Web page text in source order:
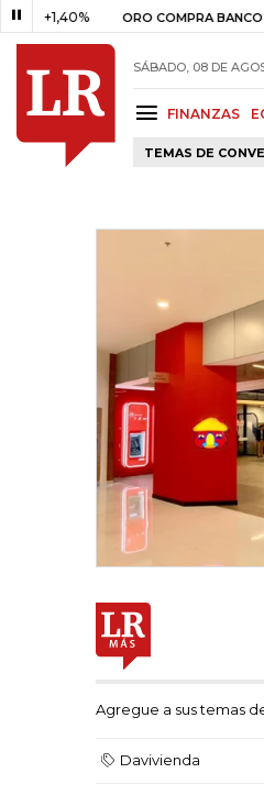
ORO COMPRA BANCO DE LA
SÁBADO, 08 DE
FINANZAS
TEMAS DE
Agregue a sus temas
Davivienda